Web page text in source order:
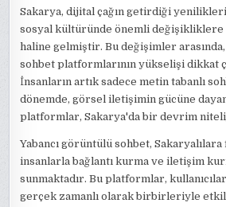
Sakarya, dijital çağın getirdiği
sosyal kültüründe önemli değişikliklere
haline gelmiştir. Bu değişimler
sohbet platformlarının yükselişi dikkat
İnsanların artık sadece metin tabanlı
dönemde, görsel iletişimin gücüne
platformlar, Sakarya'da bir devrim
Yabancı görüntülü sohbet,
insanlarla bağlantı kurma ve iletişim
sunmaktadır. Bu platformlar,
gerçek zamanlı olarak birbirleriyle